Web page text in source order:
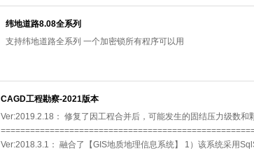
纬地道路8.08全系列
支持纬地道路全系列 一个加密锁所有程序可以用
CAGD工程勘察-2021版本
Ver:2019.2.18： 修复了因工程合并后，可能发生的固结压力级数和
Ver:2018.3.1： 融合了【GIS地质地理信息系统】 1）该系统采用